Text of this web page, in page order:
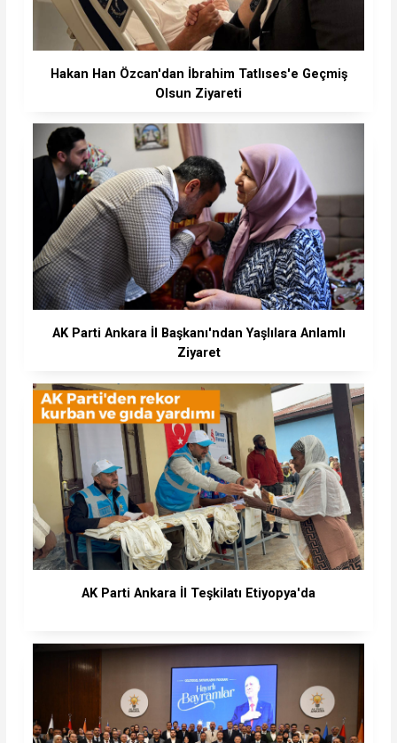
Hakan Han Özcan'dan İbrahim Tatlıses'e Geçmiş
Olsun Ziyareti
AK Parti Ankara İl Başkanı'ndan Yaşlılara Anlamlı
Ziyaret
AK Parti Ankara İl Teşkilatı Etiyopya'da